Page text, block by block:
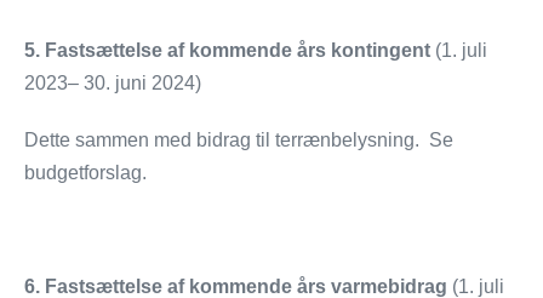
5. Fastsættelse af kommende års kontingent (1. juli
2023– 30. juni 2024)
Dette sammen med bidrag til terrænbelysning. Se
budgetforslag.
6. Fastsættelse af kommende års varmebidrag (1. juli